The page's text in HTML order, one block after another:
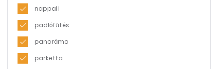
nappali
padlófűtés
panoráma
parketta